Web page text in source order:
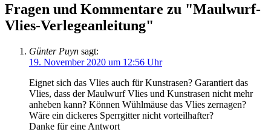
Fragen und Kommentare zu "Maulwurf-
Vlies-Verlegeanleitung"
Günter Puyn sagt:
19. November 2020 um 12:56 Uhr
Eignet sich das Vlies auch für Kunstrasen? Garantiert das
Vlies, dass der Maulwurf Vlies und Kunstrasen nicht mehr
anheben kann? Können Wühlmäuse das Vlies zernagen?
Wäre ein dickeres Sperrgitter nicht vorteilhafter?
Danke für eine Antwort